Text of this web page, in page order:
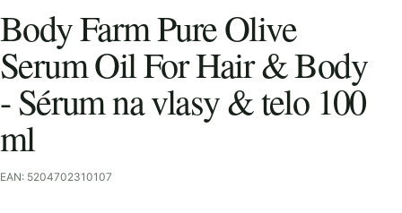
Body Farm Pure Olive
Serum Oil For Hair & Body
- Sérum na vlasy & telo 100
ml
EAN: 5204702310107